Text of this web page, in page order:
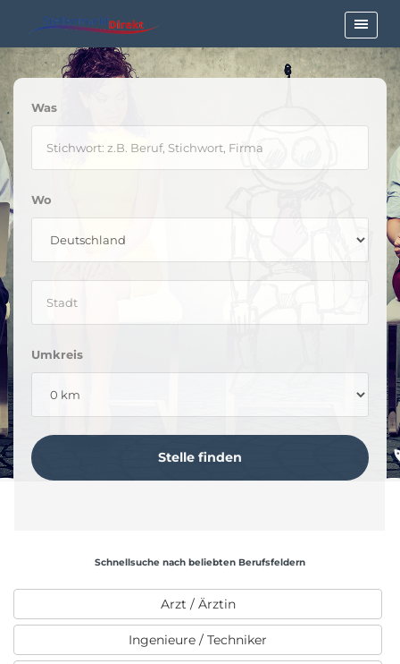
Was
Wo
Umkreis
Schnellsuche nach beliebten Berufsfeldern
Arzt / Ärztin
Ingenieure / Techniker